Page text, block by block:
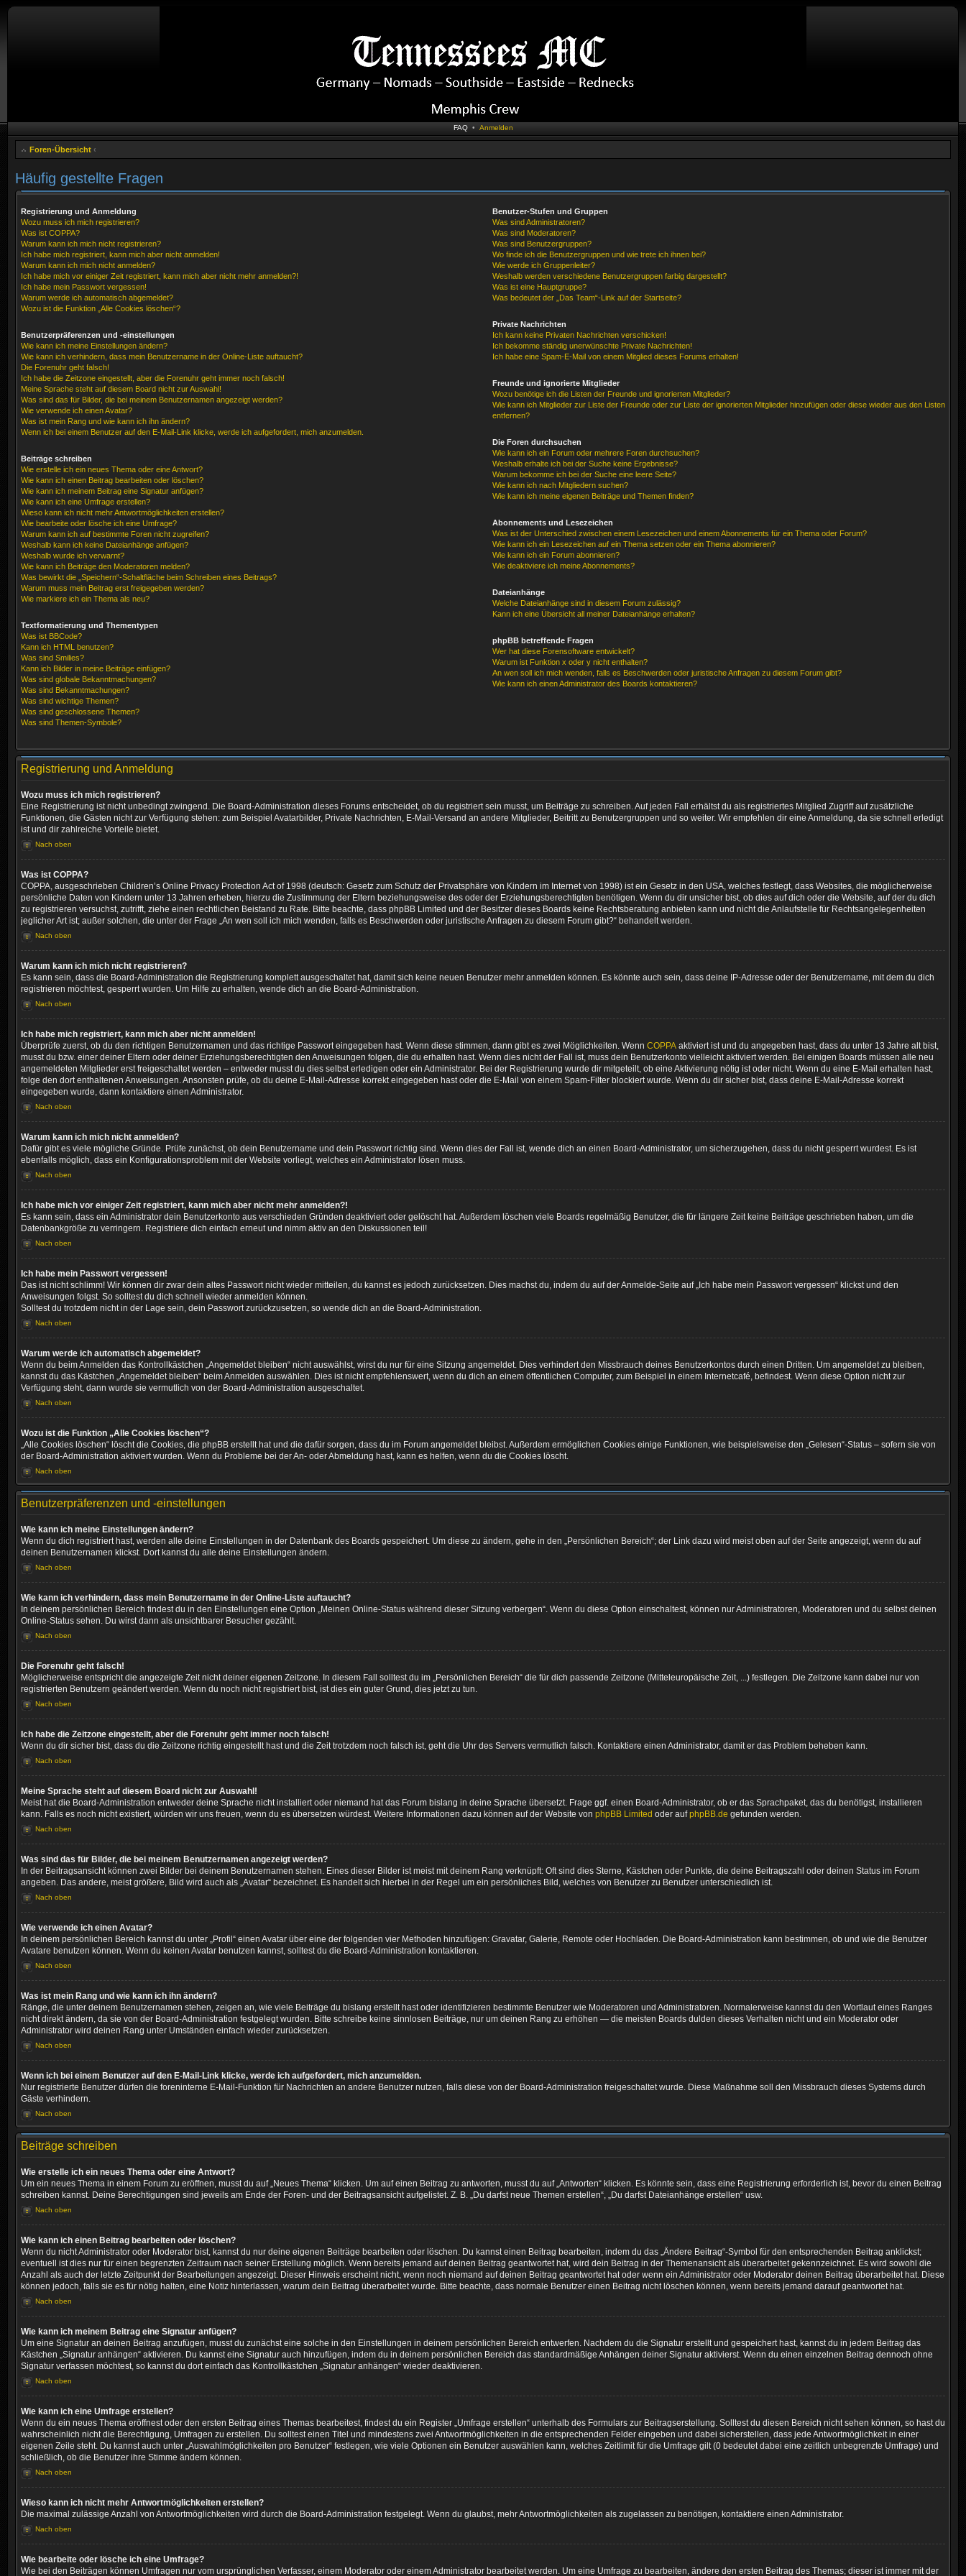
FAQ • Anmelden
Foren-Übersicht ‹
Häufig gestellte Fragen
Registrierung und Anmeldung
Wozu muss ich mich registrieren?
Was ist COPPA?
Warum kann ich mich nicht registrieren?
Ich habe mich registriert, kann mich aber nicht anmelden!
Warum kann ich mich nicht anmelden?
Ich habe mich vor einiger Zeit registriert, kann mich aber nicht mehr anmelden?!
Ich habe mein Passwort vergessen!
Warum werde ich automatisch abgemeldet?
Wozu ist die Funktion „Alle Cookies löschen“?
Benutzerpräferenzen und -einstellungen
Wie kann ich meine Einstellungen ändern?
Wie kann ich verhindern, dass mein Benutzername in der Online-Liste auftaucht?
Die Forenuhr geht falsch!
Ich habe die Zeitzone eingestellt, aber die Forenuhr geht immer noch falsch!
Meine Sprache steht auf diesem Board nicht zur Auswahl!
Was sind das für Bilder, die bei meinem Benutzernamen angezeigt werden?
Wie verwende ich einen Avatar?
Was ist mein Rang und wie kann ich ihn ändern?
Wenn ich bei einem Benutzer auf den E-Mail-Link klicke, werde ich aufgefordert, mich anzumelden.
Beiträge schreiben
Wie erstelle ich ein neues Thema oder eine Antwort?
Wie kann ich einen Beitrag bearbeiten oder löschen?
Wie kann ich meinem Beitrag eine Signatur anfügen?
Wie kann ich eine Umfrage erstellen?
Wieso kann ich nicht mehr Antwortmöglichkeiten erstellen?
Wie bearbeite oder lösche ich eine Umfrage?
Warum kann ich auf bestimmte Foren nicht zugreifen?
Weshalb kann ich keine Dateianhänge anfügen?
Weshalb wurde ich verwarnt?
Wie kann ich Beiträge den Moderatoren melden?
Was bewirkt die „Speichern“-Schaltfläche beim Schreiben eines Beitrags?
Warum muss mein Beitrag erst freigegeben werden?
Wie markiere ich ein Thema als neu?
Textformatierung und Thementypen
Was ist BBCode?
Kann ich HTML benutzen?
Was sind Smilies?
Kann ich Bilder in meine Beiträge einfügen?
Was sind globale Bekanntmachungen?
Was sind Bekanntmachungen?
Was sind wichtige Themen?
Was sind geschlossene Themen?
Was sind Themen-Symbole?
Benutzer-Stufen und Gruppen
Was sind Administratoren?
Was sind Moderatoren?
Was sind Benutzergruppen?
Wo finde ich die Benutzergruppen und wie trete ich ihnen bei?
Wie werde ich Gruppenleiter?
Weshalb werden verschiedene Benutzergruppen farbig dargestellt?
Was ist eine Hauptgruppe?
Was bedeutet der „Das Team“-Link auf der Startseite?
Private Nachrichten
Ich kann keine Privaten Nachrichten verschicken!
Ich bekomme ständig unerwünschte Private Nachrichten!
Ich habe eine Spam-E-Mail von einem Mitglied dieses Forums erhalten!
Freunde und ignorierte Mitglieder
Wozu benötige ich die Listen der Freunde und ignorierten Mitglieder?
Wie kann ich Mitglieder zur Liste der Freunde oder zur Liste der ignorierten Mitglieder hinzufügen oder diese wieder aus den Listen
entfernen?
Die Foren durchsuchen
Wie kann ich ein Forum oder mehrere Foren durchsuchen?
Weshalb erhalte ich bei der Suche keine Ergebnisse?
Warum bekomme ich bei der Suche eine leere Seite?
Wie kann ich nach Mitgliedern suchen?
Wie kann ich meine eigenen Beiträge und Themen finden?
Abonnements und Lesezeichen
Was ist der Unterschied zwischen einem Lesezeichen und einem Abonnements für ein Thema oder Forum?
Wie kann ich ein Lesezeichen auf ein Thema setzen oder ein Thema abonnieren?
Wie kann ich ein Forum abonnieren?
Wie deaktiviere ich meine Abonnements?
Dateianhänge
Welche Dateianhänge sind in diesem Forum zulässig?
Kann ich eine Übersicht all meiner Dateianhänge erhalten?
phpBB betreffende Fragen
Wer hat diese Forensoftware entwickelt?
Warum ist Funktion x oder y nicht enthalten?
An wen soll ich mich wenden, falls es Beschwerden oder juristische Anfragen zu diesem Forum gibt?
Wie kann ich einen Administrator des Boards kontaktieren?
Registrierung und Anmeldung
Wozu muss ich mich registrieren?
Eine Registrierung ist nicht unbedingt zwingend. Die Board-Administration dieses Forums entscheidet, ob du registriert sein musst, um Beiträge zu schreiben. Auf jeden Fall erhältst du als registriertes Mitglied Zugriff auf zusätzliche
Funktionen, die Gästen nicht zur Verfügung stehen: zum Beispiel Avatarbilder, Private Nachrichten, E-Mail-Versand an andere Mitglieder, Beitritt zu Benutzergruppen und so weiter. Wir empfehlen dir eine Anmeldung, da sie schnell erledigt
ist und dir zahlreiche Vorteile bietet.
Nach oben
Was ist COPPA?
COPPA, ausgeschrieben Children’s Online Privacy Protection Act of 1998 (deutsch: Gesetz zum Schutz der Privatsphäre von Kindern im Internet von 1998) ist ein Gesetz in den USA, welches festlegt, dass Websites, die möglicherweise
persönliche Daten von Kindern unter 13 Jahren erheben, hierzu die Zustimmung der Eltern beziehungsweise des oder der Erziehungsberechtigten benötigen. Wenn du dir unsicher bist, ob dies auf dich oder die Website, auf der du dich
zu registrieren versuchst, zutrifft, ziehe einen rechtlichen Beistand zu Rate. Bitte beachte, dass phpBB Limited und der Besitzer dieses Boards keine Rechtsberatung anbieten kann und nicht die Anlaufstelle für Rechtsangelegenheiten
jeglicher Art ist; außer solchen, die unter der Frage „An wen soll ich mich wenden, falls es Beschwerden oder juristische Anfragen zu diesem Forum gibt?“ behandelt werden.
Nach oben
Warum kann ich mich nicht registrieren?
Es kann sein, dass die Board-Administration die Registrierung komplett ausgeschaltet hat, damit sich keine neuen Benutzer mehr anmelden können. Es könnte auch sein, dass deine IP-Adresse oder der Benutzername, mit dem du dich
registrieren möchtest, gesperrt wurden. Um Hilfe zu erhalten, wende dich an die Board-Administration.
Nach oben
Ich habe mich registriert, kann mich aber nicht anmelden!
Überprüfe zuerst, ob du den richtigen Benutzernamen und das richtige Passwort eingegeben hast. Wenn diese stimmen, dann gibt es zwei Möglichkeiten. Wenn COPPA aktiviert ist und du angegeben hast, dass du unter 13 Jahre alt bist,
musst du bzw. einer deiner Eltern oder deiner Erziehungsberechtigten den Anweisungen folgen, die du erhalten hast. Wenn dies nicht der Fall ist, muss dein Benutzerkonto vielleicht aktiviert werden. Bei einigen Boards müssen alle neu
angemeldeten Mitglieder erst freigeschaltet werden – entweder musst du dies selbst erledigen oder ein Administrator. Bei der Registrierung wurde dir mitgeteilt, ob eine Aktivierung nötig ist oder nicht. Wenn du eine E-Mail erhalten hast,
folge den dort enthaltenen Anweisungen. Ansonsten prüfe, ob du deine E-Mail-Adresse korrekt eingegeben hast oder die E-Mail von einem Spam-Filter blockiert wurde. Wenn du dir sicher bist, dass deine E-Mail-Adresse korrekt
eingegeben wurde, dann kontaktiere einen Administrator.
Nach oben
Warum kann ich mich nicht anmelden?
Dafür gibt es viele mögliche Gründe. Prüfe zunächst, ob dein Benutzername und dein Passwort richtig sind. Wenn dies der Fall ist, wende dich an einen Board-Administrator, um sicherzugehen, dass du nicht gesperrt wurdest. Es ist
ebenfalls möglich, dass ein Konfigurationsproblem mit der Website vorliegt, welches ein Administrator lösen muss.
Nach oben
Ich habe mich vor einiger Zeit registriert, kann mich aber nicht mehr anmelden?!
Es kann sein, dass ein Administrator dein Benutzerkonto aus verschieden Gründen deaktiviert oder gelöscht hat. Außerdem löschen viele Boards regelmäßig Benutzer, die für längere Zeit keine Beiträge geschrieben haben, um die
Datenbankgröße zu verringern. Registriere dich einfach erneut und nimm aktiv an den Diskussionen teil!
Nach oben
Ich habe mein Passwort vergessen!
Das ist nicht schlimm! Wir können dir zwar dein altes Passwort nicht wieder mitteilen, du kannst es jedoch zurücksetzen. Dies machst du, indem du auf der Anmelde-Seite auf „Ich habe mein Passwort vergessen“ klickst und den
Anweisungen folgst. So solltest du dich schnell wieder anmelden können.
Solltest du trotzdem nicht in der Lage sein, dein Passwort zurückzusetzen, so wende dich an die Board-Administration.
Nach oben
Warum werde ich automatisch abgemeldet?
Wenn du beim Anmelden das Kontrollkästchen „Angemeldet bleiben“ nicht auswählst, wirst du nur für eine Sitzung angemeldet. Dies verhindert den Missbrauch deines Benutzerkontos durch einen Dritten. Um angemeldet zu bleiben,
kannst du das Kästchen „Angemeldet bleiben“ beim Anmelden auswählen. Dies ist nicht empfehlenswert, wenn du dich an einem öffentlichen Computer, zum Beispiel in einem Internetcafé, befindest. Wenn diese Option nicht zur
Verfügung steht, dann wurde sie vermutlich von der Board-Administration ausgeschaltet.
Nach oben
Wozu ist die Funktion „Alle Cookies löschen“?
„Alle Cookies löschen“ löscht die Cookies, die phpBB erstellt hat und die dafür sorgen, dass du im Forum angemeldet bleibst. Außerdem ermöglichen Cookies einige Funktionen, wie beispielsweise den „Gelesen“-Status – sofern sie von
der Board-Administration aktiviert wurden. Wenn du Probleme bei der An- oder Abmeldung hast, kann es helfen, wenn du die Cookies löscht.
Nach oben
Benutzerpräferenzen und -einstellungen
Wie kann ich meine Einstellungen ändern?
Wenn du dich registriert hast, werden alle deine Einstellungen in der Datenbank des Boards gespeichert. Um diese zu ändern, gehe in den „Persönlichen Bereich“; der Link dazu wird meist oben auf der Seite angezeigt, wenn du auf
deinen Benutzernamen klickst. Dort kannst du alle deine Einstellungen ändern.
Nach oben
Wie kann ich verhindern, dass mein Benutzername in der Online-Liste auftaucht?
In deinem persönlichen Bereich findest du in den Einstellungen eine Option „Meinen Online-Status während dieser Sitzung verbergen“. Wenn du diese Option einschaltest, können nur Administratoren, Moderatoren und du selbst deinen
Online-Status sehen. Du wirst dann als unsichtbarer Besucher gezählt.
Nach oben
Die Forenuhr geht falsch!
Möglicherweise entspricht die angezeigte Zeit nicht deiner eigenen Zeitzone. In diesem Fall solltest du im „Persönlichen Bereich“ die für dich passende Zeitzone (Mitteleuropäische Zeit, ...) festlegen. Die Zeitzone kann dabei nur von
registrierten Benutzern geändert werden. Wenn du noch nicht registriert bist, ist dies ein guter Grund, dies jetzt zu tun.
Nach oben
Ich habe die Zeitzone eingestellt, aber die Forenuhr geht immer noch falsch!
Wenn du dir sicher bist, dass du die Zeitzone richtig eingestellt hast und die Zeit trotzdem noch falsch ist, geht die Uhr des Servers vermutlich falsch. Kontaktiere einen Administrator, damit er das Problem beheben kann.
Nach oben
Meine Sprache steht auf diesem Board nicht zur Auswahl!
Meist hat die Board-Administration entweder deine Sprache nicht installiert oder niemand hat das Forum bislang in deine Sprache übersetzt. Frage ggf. einen Board-Administrator, ob er das Sprachpaket, das du benötigst, installieren
kann. Falls es noch nicht existiert, würden wir uns freuen, wenn du es übersetzen würdest. Weitere Informationen dazu können auf der Website von phpBB Limited oder aufphpBB.de gefunden werden.
Nach oben
Was sind das für Bilder, die bei meinem Benutzernamen angezeigt werden?
In der Beitragsansicht können zwei Bilder bei deinem Benutzernamen stehen. Eines dieser Bilder ist meist mit deinem Rang verknüpft: Oft sind dies Sterne, Kästchen oder Punkte, die deine Beitragszahl oder deinen Status im Forum
angeben. Das andere, meist größere, Bild wird auch als „Avatar“ bezeichnet. Es handelt sich hierbei in der Regel um ein persönliches Bild, welches von Benutzer zu Benutzer unterschiedlich ist.
Nach oben
Wie verwende ich einen Avatar?
In deinem persönlichen Bereich kannst du unter „Profil“ einen Avatar über eine der folgenden vier Methoden hinzufügen: Gravatar, Galerie, Remote oder Hochladen. Die Board-Administration kann bestimmen, ob und wie die Benutzer
Avatare benutzen können. Wenn du keinen Avatar benutzen kannst, solltest du die Board-Administration kontaktieren.
Nach oben
Was ist mein Rang und wie kann ich ihn ändern?
Ränge, die unter deinem Benutzernamen stehen, zeigen an, wie viele Beiträge du bislang erstellt hast oder identifizieren bestimmte Benutzer wie Moderatoren und Administratoren. Normalerweise kannst du den Wortlaut eines Ranges
nicht direkt ändern, da sie von der Board-Administration festgelegt wurden. Bitte schreibe keine sinnlosen Beiträge, nur um deinen Rang zu erhöhen — die meisten Boards dulden dieses Verhalten nicht und ein Moderator oder
Administrator wird deinen Rang unter Umständen einfach wieder zurücksetzen.
Nach oben
Wenn ich bei einem Benutzer auf den E-Mail-Link klicke, werde ich aufgefordert, mich anzumelden.
Nur registrierte Benutzer dürfen die foreninterne E-Mail-Funktion für Nachrichten an andere Benutzer nutzen, falls diese von der Board-Administration freigeschaltet wurde. Diese Maßnahme soll den Missbrauch dieses Systems durch
Gäste verhindern.
Nach oben
Beiträge schreiben
Wie erstelle ich ein neues Thema oder eine Antwort?
Um ein neues Thema in einem Forum zu eröffnen, musst du auf „Neues Thema“ klicken. Um auf einen Beitrag zu antworten, musst du auf „Antworten“ klicken. Es könnte sein, dass eine Registrierung erforderlich ist, bevor du einen Beitrag
schreiben kannst. Deine Berechtigungen sind jeweils am Ende der Foren- und der Beitragsansicht aufgelistet. Z. B. „Du darfst neue Themen erstellen“, „Du darfst Dateianhänge erstellen“ usw.
Nach oben
Wie kann ich einen Beitrag bearbeiten oder löschen?
Wenn du nicht Administrator oder Moderator bist, kannst du nur deine eigenen Beiträge bearbeiten oder löschen. Du kannst einen Beitrag bearbeiten, indem du das „Ändere Beitrag“-Symbol für den entsprechenden Beitrag anklickst;
eventuell ist dies nur für einen begrenzten Zeitraum nach seiner Erstellung möglich. Wenn bereits jemand auf deinen Beitrag geantwortet hat, wird dein Beitrag in der Themenansicht als überarbeitet gekennzeichnet. Es wird sowohl die
Anzahl als auch der letzte Zeitpunkt der Bearbeitungen angezeigt. Dieser Hinweis erscheint nicht, wenn noch niemand auf deinen Beitrag geantwortet hat oder wenn ein Administrator oder Moderator deinen Beitrag überarbeitet hat. Diese
können jedoch, falls sie es für nötig halten, eine Notiz hinterlassen, warum dein Beitrag überarbeitet wurde. Bitte beachte, dass normale Benutzer einen Beitrag nicht löschen können, wenn bereits jemand darauf geantwortet hat.
Nach oben
Wie kann ich meinem Beitrag eine Signatur anfügen?
Um eine Signatur an deinen Beitrag anzufügen, musst du zunächst eine solche in den Einstellungen in deinem persönlichen Bereich entwerfen. Nachdem du die Signatur erstellt und gespeichert hast, kannst du in jedem Beitrag das
Kästchen „Signatur anhängen“ aktivieren. Du kannst eine Signatur auch hinzufügen, indem du in deinem persönlichen Bereich das standardmäßige Anhängen deiner Signatur aktivierst. Wenn du einen einzelnen Beitrag dennoch ohne
Signatur verfassen möchtest, so kannst du dort einfach das Kontrollkästchen „Signatur anhängen“ wieder deaktivieren.
Nach oben
Wie kann ich eine Umfrage erstellen?
Wenn du ein neues Thema eröffnest oder den ersten Beitrag eines Themas bearbeitest, findest du ein Register „Umfrage erstellen“ unterhalb des Formulars zur Beitragserstellung. Solltest du diesen Bereich nicht sehen können, so hast du
wahrscheinlich nicht die Berechtigung, Umfragen zu erstellen. Du solltest einen Titel und mindestens zwei Antwortmöglichkeiten in die entsprechenden Felder eingeben und dabei sicherstellen, dass jede Antwortmöglichkeit in einer
eigenen Zeile steht. Du kannst auch unter „Auswahlmöglichkeiten pro Benutzer“ festlegen, wie viele Optionen ein Benutzer auswählen kann, welches Zeitlimit für die Umfrage gilt (0 bedeutet dabei eine zeitlich unbegrenzte Umfrage) und
schließlich, ob die Benutzer ihre Stimme ändern können.
Nach oben
Wieso kann ich nicht mehr Antwortmöglichkeiten erstellen?
Die maximal zulässige Anzahl von Antwortmöglichkeiten wird durch die Board-Administration festgelegt. Wenn du glaubst, mehr Antwortmöglichkeiten als zugelassen zu benötigen, kontaktiere einen Administrator.
Nach oben
Wie bearbeite oder lösche ich eine Umfrage?
Wie bei den Beiträgen können Umfragen nur vom ursprünglichen Verfasser, einem Moderator oder einem Administrator bearbeitet werden. Um eine Umfrage zu bearbeiten, ändere den ersten Beitrag des Themas; dieser ist immer mit der